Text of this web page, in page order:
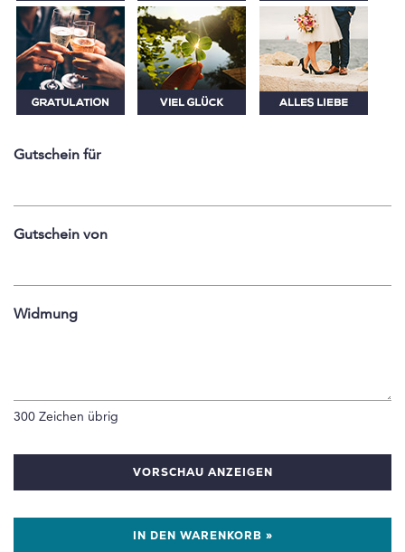
Gutschein für
Gutschein von
Widmung
300 Zeichen übrig
VORSCHAU ANZEIGEN
IN DEN WARENKORB »